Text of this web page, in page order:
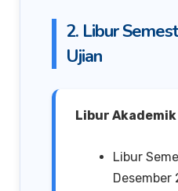
2. Libur
Ujian
Libur Akademik
Libur
Desember